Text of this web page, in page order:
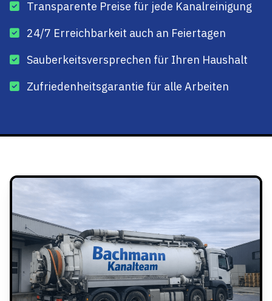
Transparente Preise für jede Kanalreinigung
24/7 Erreichbarkeit auch an Feiertagen
Sauberkeitsversprechen für Ihren Haushalt
Zufriedenheitsgarantie für alle Arbeiten